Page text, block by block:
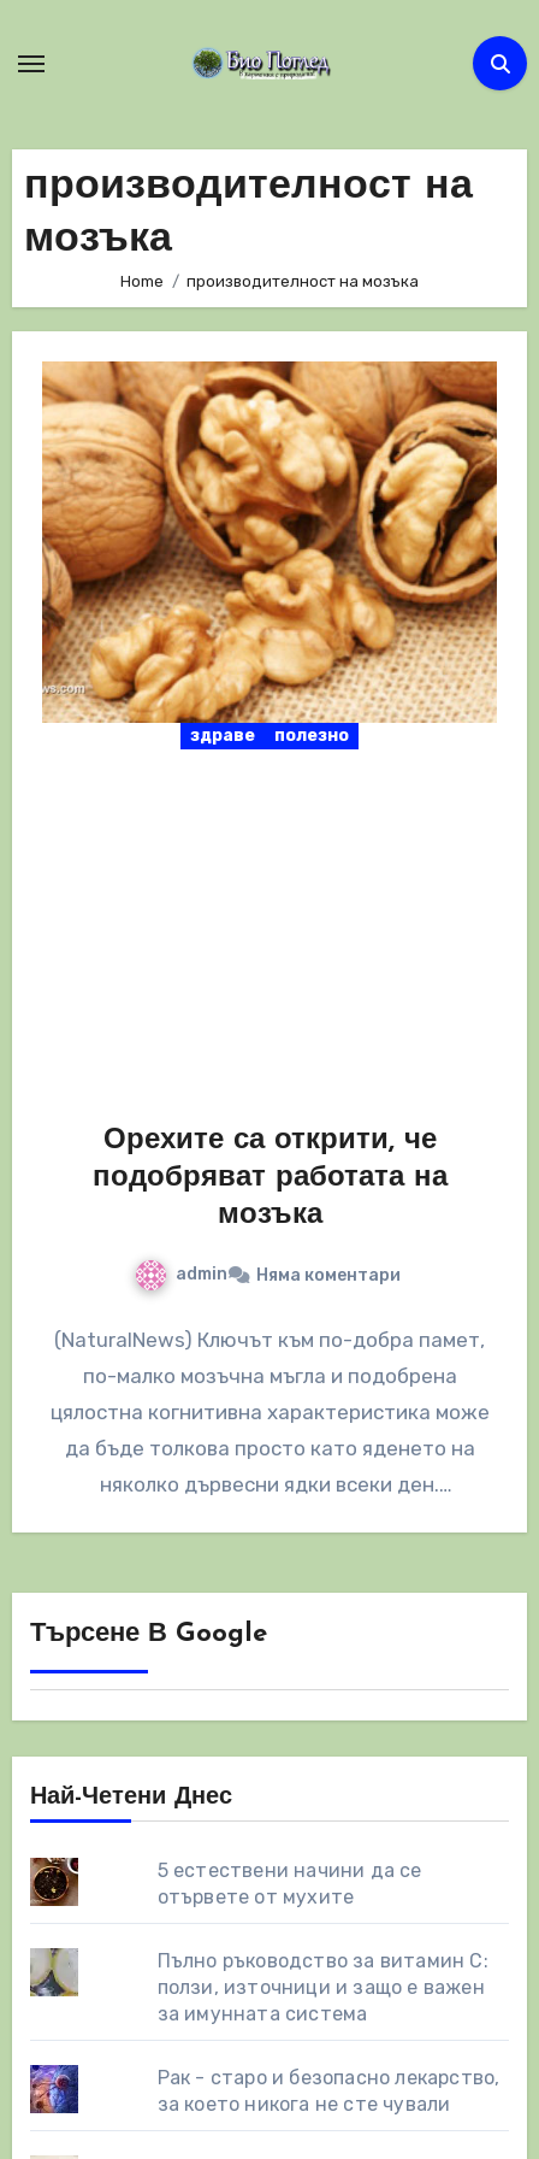
производителност на
мозъка
Home производителност на мозъка
здраве полезно
Орехите са открити, че
подобряват работата на
мозъка
admin Няма коментари
(NaturalNews) Ключът към по-добра памет,
по-малко мозъчна мъгла и подобрена
цялостна когнитивна характеристика може
да бъде толкова просто като яденето на
няколко дървесни ядки всеки ден.
Търсене В Google
Най-Четени Днес
5 естествени начини да се
отървете от мухите
Пълно ръководство за витамин С:
ползи, източници и защо е важен
за имунната система
Рак - старо и безопасно лекарство,
за което никога не сте чували